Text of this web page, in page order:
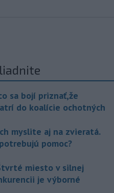
sa bojí priznať,že
do koalície ochotných
myslite aj na zvieratá.
pomoc?
miesto v silnej
je výborné